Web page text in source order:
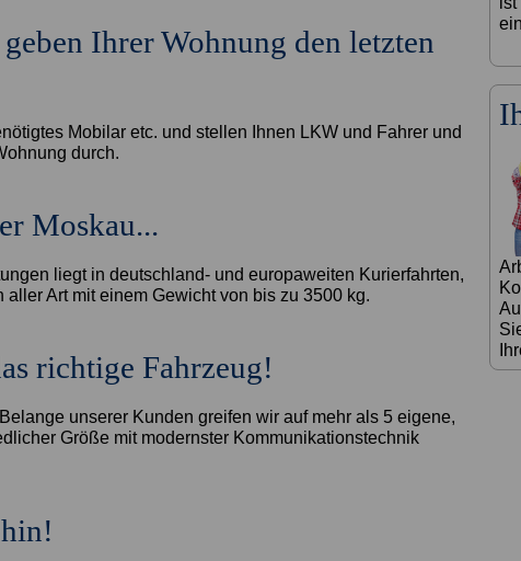
Ihrer Wohnung den letzten
Mobilar etc. und stellen Ihnen LKW und Fahrer und
durch.
Moskau...
liegt in deutschland- und europaweiten Kurierfahrten,
aller Art mit einem Gewicht von bis zu 3500 kg.
richtige Fahrzeug!
unserer Kunden greifen wir auf mehr als 5 eigene,
Größe mit modernster Kommunikationstechnik